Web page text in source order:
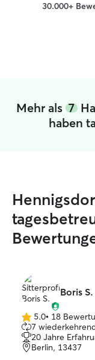
30.000+
Mehr als 7
haben
Boris S.
5.0
von
5
Sternen
5.0• 18
7
20 Jahre
Berlin, 13437